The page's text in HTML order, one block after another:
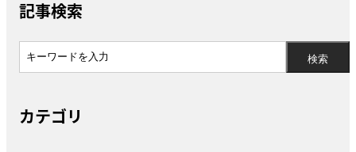
記事検索
カテゴリ